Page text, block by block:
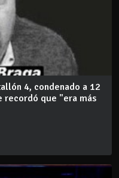
4, condenado a 12
recordó que "era más